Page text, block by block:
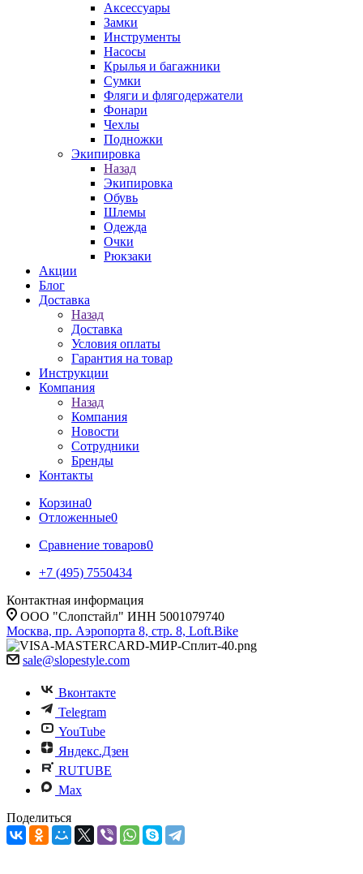
Аксессуары
Замки
Инструменты
Насосы
Крылья и багажники
Сумки
Фляги и флягодержатели
Фонари
Чехлы
Подножки
Экипировка
Назад
Экипировка
Обувь
Шлемы
Одежда
Очки
Рюкзаки
Акции
Блог
Доставка
Назад
Доставка
Условия оплаты
Гарантия на товар
Инструкции
Компания
Назад
Компания
Новости
Сотрудники
Бренды
Контакты
Корзина0
Отложенные0
Сравнение товаров0
+7 (495) 7550434
Контактная информация
ООО "Слопстайл" ИНН 5001079740
Москва, пр. Аэропорта 8, стр. 8, Loft.Bike
sale@slopestyle.com
Вконтакте
Telegram
YouTube
Яндекс.Дзен
RUTUBE
Max
Поделиться